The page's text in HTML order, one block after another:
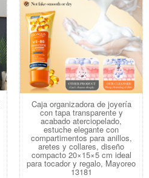
Caja organizadora de joyería
con tapa transparente y
acabado aterciopelado,
estuche elegante con
compartimentos para anillos,
aretes y collares, diseño
compacto 20×15×5 cm ideal
para tocador y regalo, Mayoreo
13181